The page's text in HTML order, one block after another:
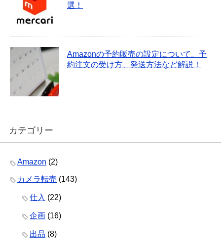
選！
Amazonの予約販売の設定について。予
約注文の受け方、発送方法など解説！
カテゴリー
Amazon (2)
カメラ転売 (143)
仕入 (22)
企画 (16)
出品 (8)